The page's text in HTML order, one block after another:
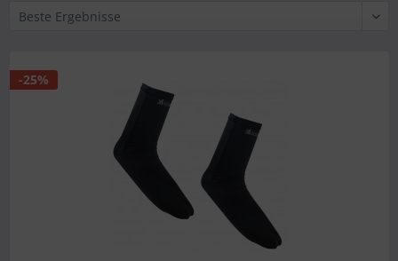
-25%